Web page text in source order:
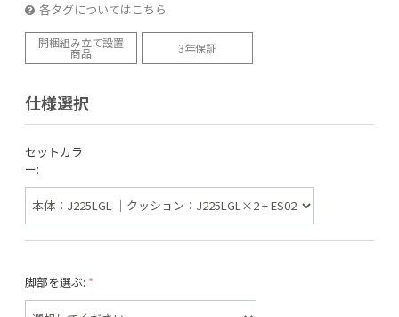
各タグについてはこちら
開梱組み立て設置
商品 3年保証
仕様選択
セットカラ
ー:
脚部を選ぶ: